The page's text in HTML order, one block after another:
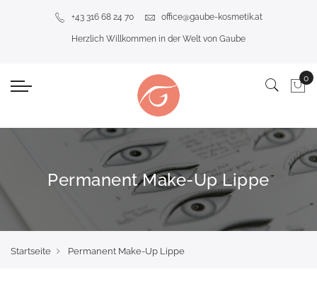
+43 316 68 24 70 office@gaube-kosmetik.at
Herzlich Willkommen in der Welt von Gaube
Permanent Make-Up Lippe
Startseite Permanent Make-Up Lippe